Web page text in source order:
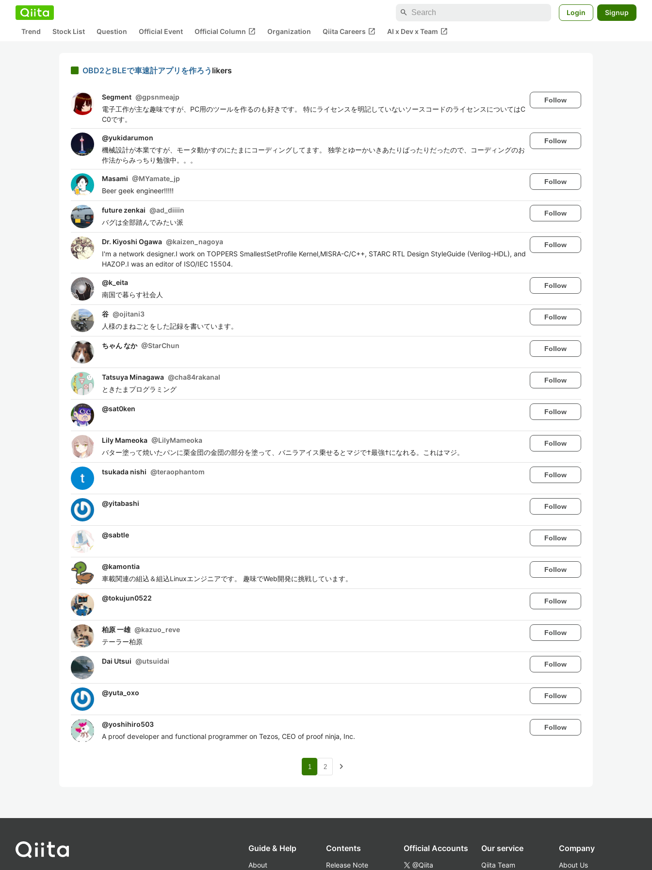
search Login Signup
Trend Stock List Question Official Event Official Column open_in_new Organization Qiita Careers open_in_new AI x Dev x Team open_in_new
OBD2とBLEで車速計アプリを作ろう likers
Segment @gpsnmeajp
電子工作が主な趣味ですが、PC用のツールを作るのも好きです。 特にライセンスを明記していないソースコードのライセンスについてはC
C0です。
Follow
@yukidarumon
機械設計が本業ですが、モータ動かすのにたまにコーディングしてます。 独学とゆーかいきあたりばったりだったので、コーディングのお
作法からみっちり勉強中。。。
Follow
Masami @MYamate_jp
Beer geek engineer!!!!!
Follow
future zenkai @ad_diiiin
バグは全部踏んでみたい派
Follow
Dr. Kiyoshi Ogawa @kaizen_nagoya
I'm a network designer.I work on TOPPERS SmallestSetProfile Kernel,MISRA-C/C++, STARC RTL Design StyleGuide (Verilog-HDL), and
HAZOP.I was an editor of ISO/IEC 15504.
Follow
@k_eita
南国で暮らす社会人
Follow
谷 @ojitani3
人様のまねごとをした記録を書いています。
Follow
ちゃん なか @StarChun Follow
Tatsuya Minagawa @cha84rakanal
ときたまプログラミング
Follow
@sat0ken Follow
Lily Mameoka @LilyMameoka
バター塗って焼いたパンに栗金団の金団の部分を塗って、バニラアイス乗せるとマジで†最強†になれる。これはマジ。
Follow
tsukada nishi @teraophantom Follow
@yitabashi Follow
@sabtle Follow
@kamontia
車載関連の組込＆組込Linuxエンジニアです。 趣味でWeb開発に挑戦しています。
Follow
@tokujun0522 Follow
柏原 一雄 @kazuo_reve
テーラー柏原
Follow
Dai Utsui @utsuidai Follow
@yuta_oxo Follow
@yoshihiro503
A proof developer and functional programmer on Tezos, CEO of proof ninja, Inc.
Follow
1 2 navigate_next
Guide & Help
About
Contents
Release Note
Official Accounts
@Qiita
Our service
Qiita Team
Company
About Us